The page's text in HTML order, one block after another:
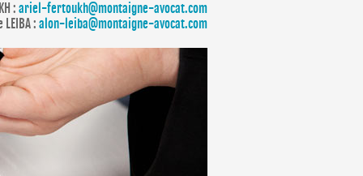
: ariel-fertoukh@montaigne-avocat.com
: alon-leiba@montaigne-avocat.com